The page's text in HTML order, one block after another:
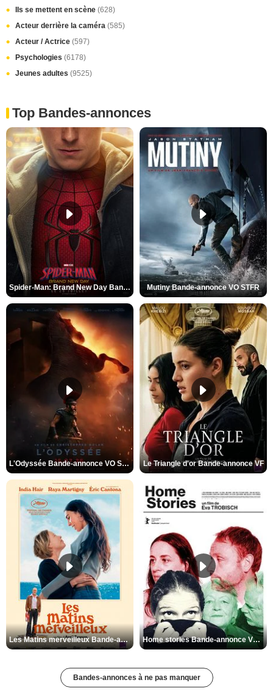
Ils se mettent en scène (628)
Acteur derrière la caméra (585)
Acteur / Actrice (597)
Psychologies (6178)
Jeunes adultes (9525)
Top Bandes-annonces
Spider-Man: Brand New Day Bande-annonce VO STFR Mutiny Bande-annonce VO STFR
L'Odyssée Bande-annonce VO STFR Le Triangle d'or Bande-annonce VF
Les Matins merveilleux Bande-annonce VF Home stories Bande-annonce VO STFR
Bandes-annonces à ne pas manquer